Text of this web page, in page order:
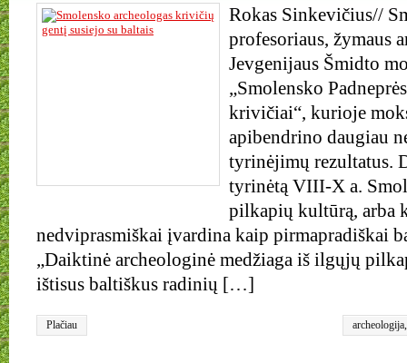
Rokas Sinkevičius//
profesoriaus, žymaus
Jevgenijaus Šmidto
„Smolensko
krivičiai“, kurioje
apibendrino daugiau
tyrinėjimų rezultatus.
tyrinėtą VIII-X a.
pilkapių kultūrą, arba
nedviprasmiškai įvardina kaip pirmapradiškai
„Daiktinė archeologinė medžiaga iš ilgųjų
ištisus baltiškus radinių […]
Plačiau archeologija